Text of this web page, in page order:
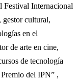
Festival Internacional
cultural,
en el
de arte en cine,
de tecnología
del IPN” ,